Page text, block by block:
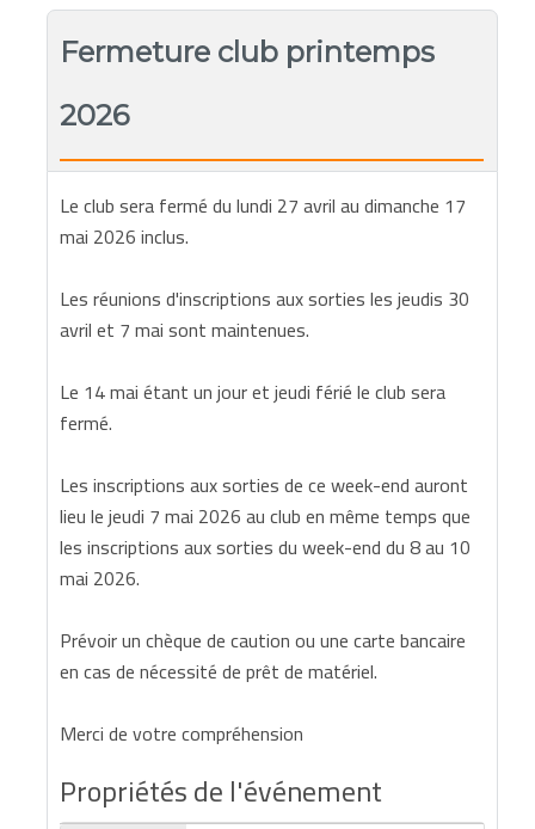
Fermeture club printemps
2026
Le club sera fermé du lundi 27 avril au dimanche 17
mai 2026 inclus.
Les réunions d'inscriptions aux sorties les jeudis 30
avril et 7 mai sont maintenues.
Le 14 mai étant un jour et jeudi férié le club sera
fermé.
Les inscriptions aux sorties de ce week-end auront
lieu le jeudi 7 mai 2026 au club en même temps que
les inscriptions aux sorties du week-end du 8 au 10
mai 2026.
Prévoir un chèque de caution ou une carte bancaire
en cas de nécessité de prêt de matériel.
Merci de votre compréhension
Propriétés de l'événement